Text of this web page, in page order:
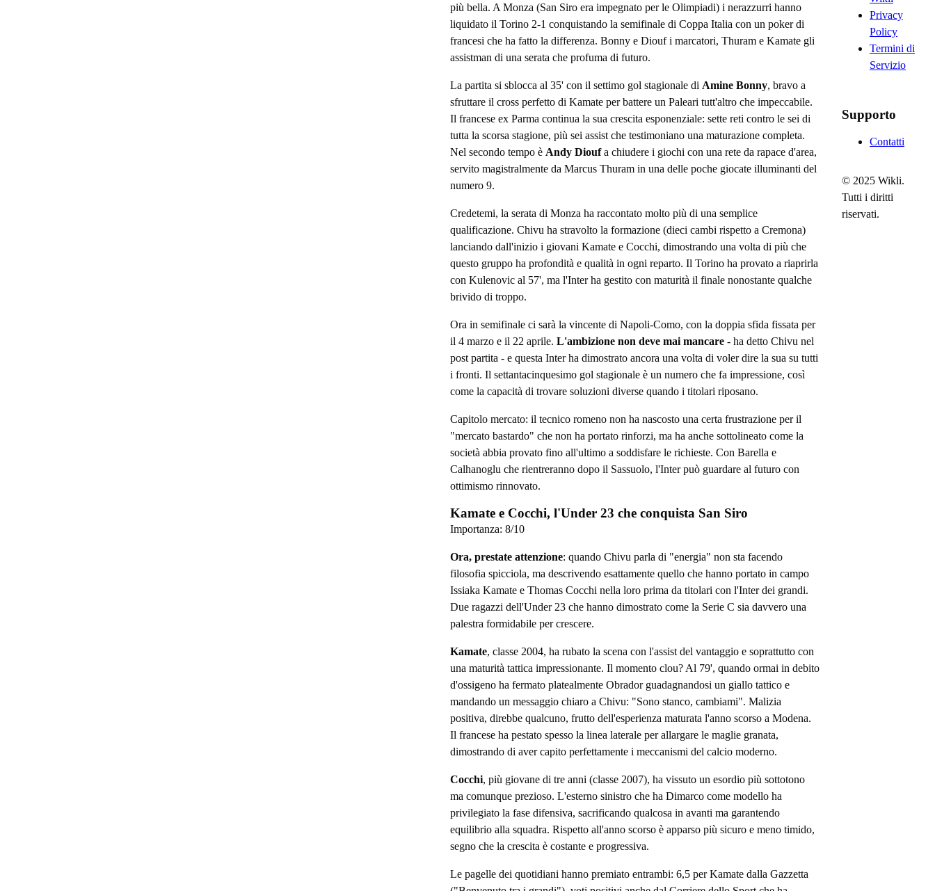
più bella. A Monza (San Siro era impegnato per le Olimpiadi) i nerazzurri hanno
liquidato il Torino 2-1 conquistando la semifinale di Coppa Italia con un poker di
francesi che ha fatto la differenza. Bonny e Diouf i marcatori, Thuram e Kamate gli
assistman di una serata che profuma di futuro.
La partita si sblocca al 35' con il settimo gol stagionale di Amine Bonny, bravo a
sfruttare il cross perfetto di Kamate per battere un Paleari tutt'altro che impeccabile.
Il francese ex Parma continua la sua crescita esponenziale: sette reti contro le sei di
tutta la scorsa stagione, più sei assist che testimoniano una maturazione completa.
Nel secondo tempo è Andy Dioufa chiudere i giochi con una rete da rapace d'area,
servito magistralmente da Marcus Thuram in una delle poche giocate illuminanti del
numero 9.
Credetemi, la serata di Monza ha raccontato molto più di una semplice
qualificazione. Chivu ha stravolto la formazione (dieci cambi rispetto a Cremona)
lanciando dall'inizio i giovani Kamate e Cocchi, dimostrando una volta di più che
questo gruppo ha profondità e qualità in ogni reparto. Il Torino ha provato a riaprirla
con Kulenovic al 57', ma l'Inter ha gestito con maturità il finale nonostante qualche
brivido di troppo.
Ora in semifinale ci sarà la vincente di Napoli-Como, con la doppia sfida fissata per
il 4 marzo e il 22 aprile. L'ambizione non deve mai mancare- ha detto Chivu nel
post partita - e questa Inter ha dimostrato ancora una volta di voler dire la sua su tutti
i fronti. Il settantacinquesimo gol stagionale è un numero che fa impressione, così
come la capacità di trovare soluzioni diverse quando i titolari riposano.
Capitolo mercato: il tecnico romeno non ha nascosto una certa frustrazione per il
"mercato bastardo" che non ha portato rinforzi, ma ha anche sottolineato come la
società abbia provato fino all'ultimo a soddisfare le richieste. Con Barella e
Calhanoglu che rientreranno dopo il Sassuolo, l'Inter può guardare al futuro con
ottimismo rinnovato.
Kamate e Cocchi, l'Under 23 che conquista San Siro
Importanza: 8/10
Ora, prestate attenzione: quando Chivu parla di "energia" non sta facendo
filosofia spicciola, ma descrivendo esattamente quello che hanno portato in campo
Issiaka Kamate e Thomas Cocchi nella loro prima da titolari con l'Inter dei grandi.
Due ragazzi dell'Under 23 che hanno dimostrato come la Serie C sia davvero una
palestra formidabile per crescere.
Kamate, classe 2004, ha rubato la scena con l'assist del vantaggio e soprattutto con
una maturità tattica impressionante. Il momento clou? Al 79', quando ormai in debito
d'ossigeno ha fermato platealmente Obrador guadagnandosi un giallo tattico e
mandando un messaggio chiaro a Chivu: "Sono stanco, cambiami". Malizia
positiva, direbbe qualcuno, frutto dell'esperienza maturata l'anno scorso a Modena.
Il francese ha pestato spesso la linea laterale per allargare le maglie granata,
dimostrando di aver capito perfettamente i meccanismi del calcio moderno.
Cocchi, più giovane di tre anni (classe 2007), ha vissuto un esordio più sottotono
ma comunque prezioso. L'esterno sinistro che ha Dimarco come modello ha
privilegiato la fase difensiva, sacrificando qualcosa in avanti ma garantendo
equilibrio alla squadra. Rispetto all'anno scorso è apparso più sicuro e meno timido,
segno che la crescita è costante e progressiva.
Le pagelle dei quotidiani hanno premiato entrambi: 6,5 per Kamate dalla Gazzetta
Privacy
Policy
Termini di
Servizio
Supporto
Contatti
© 2025 Wikli.
Tutti i diritti
riservati.